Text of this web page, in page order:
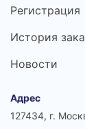
Регистрация
История
Новости
Адрес
127434, г.